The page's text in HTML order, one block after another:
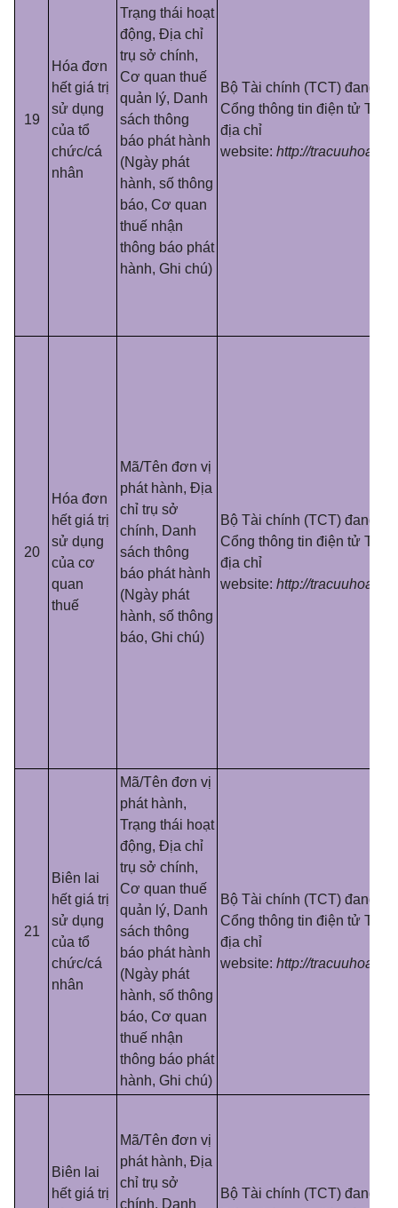
19
Hóa đơn
hết giá trị
sử dụng
của tổ
chức/cá
nhân
Trạng thái hoạt
động, Địa chỉ
trụ sở chính,
Cơ quan thuế
quản lý, Danh
sách thông
báo phát hành
(Ngày phát
hành, số thông
báo, Cơ quan
thuế nhận
thông báo phát
hành, Ghi chú)
Bộ Tài chính (TCT) đang
Cổng thông tin điện tử
địa chỉ
website: http://
20
Hóa đơn
hết giá trị
sử dụng
của cơ
quan
thuế
Mã/Tên đơn vị
phát hành, Địa
chỉ trụ sở
chính, Danh
sách thông
báo phát hành
(Ngày phát
hành, số thông
báo, Ghi chú)
Bộ Tài chính (TCT) đang
Cổng thông tin điện tử
địa chỉ
website: http://
21
Biên lai
hết giá trị
sử dụng
của tổ
chức/cá
nhân
Mã/Tên đơn vị
phát hành,
Trạng thái hoạt
động, Địa chỉ
trụ sở chính,
Cơ quan thuế
quản lý, Danh
sách thông
báo phát hành
(Ngày phát
hành, số thông
báo, Cơ quan
thuế nhận
thông báo phát
hành, Ghi chú)
Bộ Tài chính (TCT) đang
Cổng thông tin điện tử
địa chỉ
website: http://
Biên lai
hết giá trị
Mã/Tên đơn vị
phát hành, Địa
chỉ trụ sở
chính, Danh
Bộ Tài chính (TCT) đang